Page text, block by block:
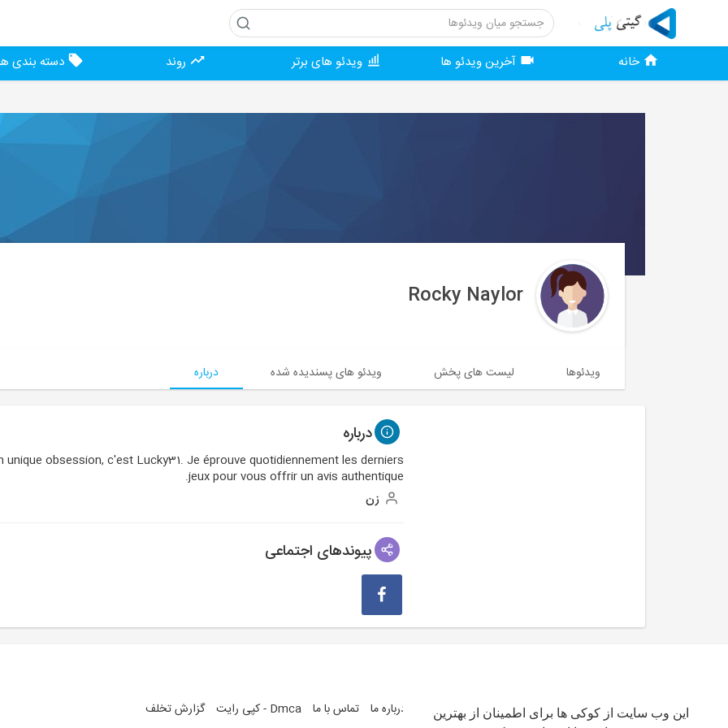
این وب سایت از کوکی ها برای اطمینان از بهترین
خانه آخرین ویدئو ها ویدئو های برتر روند دسته بندی
Rocky Naylor
ویدئوها لیست های پخش ویدئو های پسندیده شده درباره
درباره
unique obsession, c'est Lucky31. Je éprouve quotidiennement les derniers
jeux pour vous offrir un avis authentique.
زن
پیوندهای اجتماعی
شرایط استفاده سیاست حفظ حریم خصوصی درباره ما تماس با ما Dmca - کپی رایت گزارش تخلف